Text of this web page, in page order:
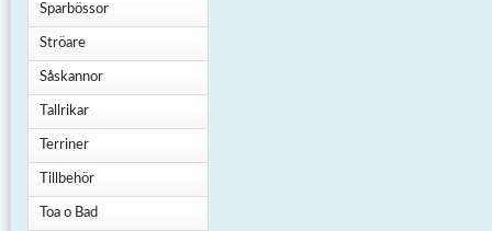
Sparbössor
Ströare
Såskannor
Tallrikar
Terriner
Tillbehör
Toa o Bad